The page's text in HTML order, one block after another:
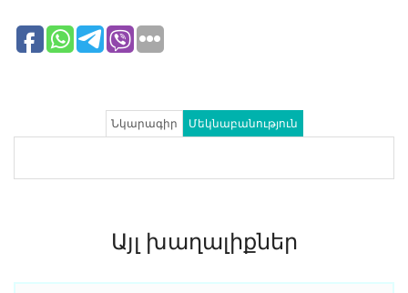
Նկարագիր Մեկնաբանություն
Այլ խաղալիքներ